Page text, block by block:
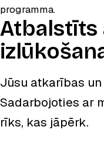
programma.
Atbalstīts
Jūsu atkarības
Sadarbojoties ar
rīks, kas jāpērk.